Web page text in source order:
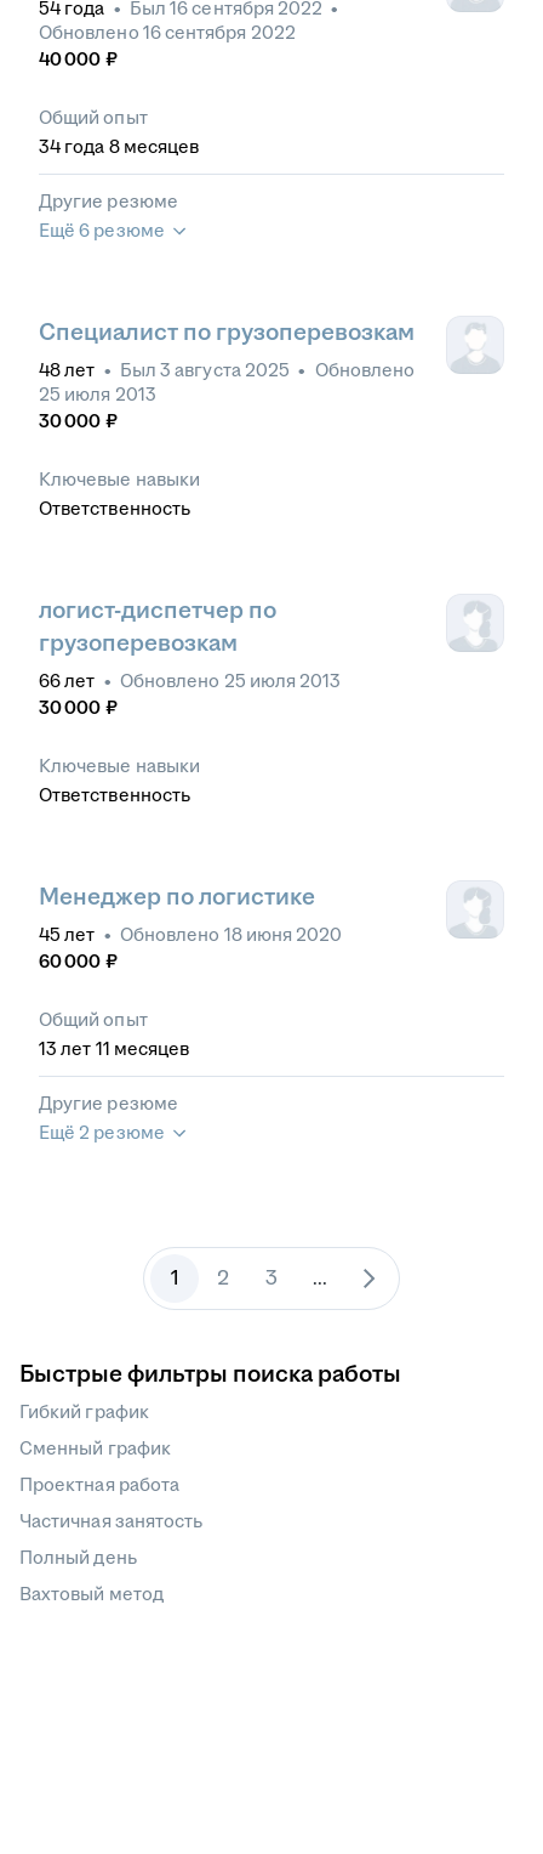
54 года • Был 16 сентября 2022 •
Обновлено 16 сентября 2022
40 000 ₽
Общий опыт
34 года 8 месяцев
Другие резюме
Ещё 6 резюме
Специалист по грузоперевозкам
48лет • Был 3 августа 2025 • Обновлено
25 июля 2013
30 000 ₽
Ключевые навыки
Ответственность
логист-диспетчер по
грузоперевозкам
66лет • Обновлено 25 июля 2013
30 000 ₽
Ключевые навыки
Ответственность
Менеджер по логистике
45 лет • Обновлено 18 июня 2020
60 000 ₽
Общий опыт
13 лет 11 месяцев
Другие резюме
Ещё 2 резюме
1 2 3 ...
Быстрые фильтры поиска работы
Гибкий график
Сменный график
Проектная работа
Частичная занятость
Полный день
Вахтовый метод